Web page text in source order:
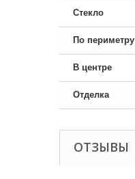
Стекло
По периметру
В центре
Отделка
ОТЗЫВЫ